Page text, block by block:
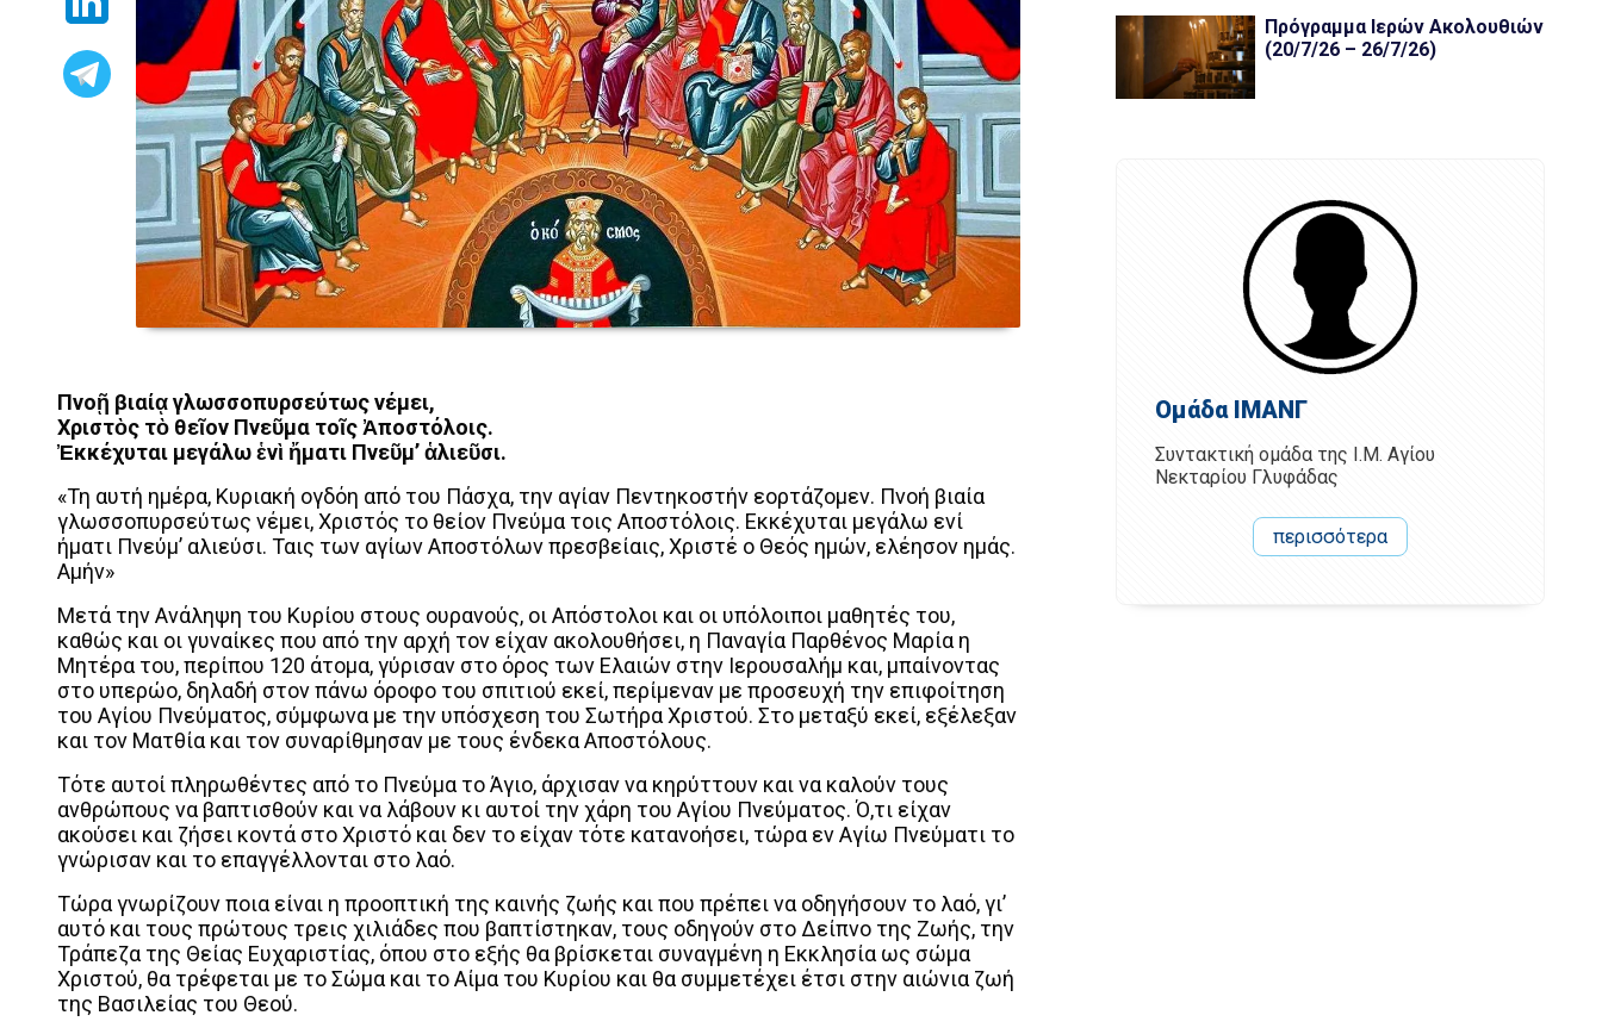
Πνοῇ βιαίᾳ γλωσσοπυρσεύτως νέμει,
Χριστὸς τὸ θεῖον Πνεῦμα τοῖς Ἀποστόλοις.
Ἐκκέχυται μεγάλω ἑνὶ ἤματι Πνεῦμ’ ἁλιεῦσι.
«Τη αυτή ημέρα, Κυριακή ογδόη από του Πάσχα, την αγίαν Πεντηκοστήν εορτάζομεν. Πνοή βιαία
γλωσσοπυρσεύτως νέμει, Χριστός το θείον Πνεύμα τοις Αποστόλοις. Εκκέχυται μεγάλω ενί
ήματι Πνεύμ’ αλιεύσι. Ταις των αγίων Αποστόλων πρεσβείαις, Χριστέ ο Θεός ημών, ελέησον ημάς.
Αμήν»
Μετά την Ανάληψη του Κυρίου στους ουρανούς, οι Απόστολοι και οι υπόλοιποι μαθητές του,
καθώς και οι γυναίκες που από την αρχή τον είχαν ακολουθήσει, η Παναγία Παρθένος Μαρία η
Μητέρα του, περίπου 120 άτομα, γύρισαν στο όρος των Ελαιών στην Ιερουσαλήμ και, μπαίνοντας
στο υπερώο, δηλαδή στον πάνω όροφο του σπιτιού εκεί, περίμεναν με προσευχή την επιφοίτηση
του Αγίου Πνεύματος, σύμφωνα με την υπόσχεση του Σωτήρα Χριστού. Στο μεταξύ εκεί, εξέλεξαν
και τον Ματθία και τον συναρίθμησαν με τους ένδεκα Αποστόλους.
Τότε αυτοί πληρωθέντες από το Πνεύμα το Άγιο, άρχισαν να κηρύττουν και να καλούν τους
ανθρώπους να βαπτισθούν και να λάβουν κι αυτοί την χάρη του Αγίου Πνεύματος. Ό,τι είχαν
ακούσει και ζήσει κοντά στο Χριστό και δεν το είχαν τότε κατανοήσει, τώρα εν Αγίω Πνεύματι το
γνώρισαν και το επαγγέλλονται στο λαό.
Τώρα γνωρίζουν ποια είναι η προοπτική της καινής ζωής και που πρέπει να οδηγήσουν το λαό, γι’
αυτό και τους πρώτους τρεις χιλιάδες που βαπτίστηκαν, τους οδηγούν στο Δείπνο της Ζωής, την
Τράπεζα της Θείας Ευχαριστίας, όπου στο εξής θα βρίσκεται συναγμένη η Εκκλησία ως σώμα
Χριστού, θα τρέφεται με το Σώμα και το Αίμα του Κυρίου και θα συμμετέχει έτσι στην αιώνια ζωή
της Βασιλείας του Θεού.
Πρόγραμμα Ιερών Ακολουθιών
(20/7/26 – 26/7/26)
Ομάδα ΙΜΑΝΓ
Συντακτική ομάδα της Ι.Μ. Αγίου
Νεκταρίου Γλυφάδας
περισσότερα